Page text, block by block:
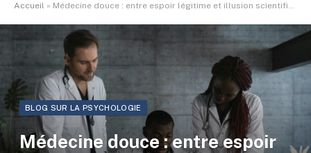
Accueil » Médecine douce : entre espoir légitime et illusion scientifique
BLOG SUR LA PSYCHOLOGIE
Médecine douce : entre espoir